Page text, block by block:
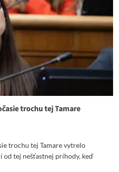
trochu tej Tamare
trochu tej Tamare vytrelo
od tej nešťastnej príhody, keď